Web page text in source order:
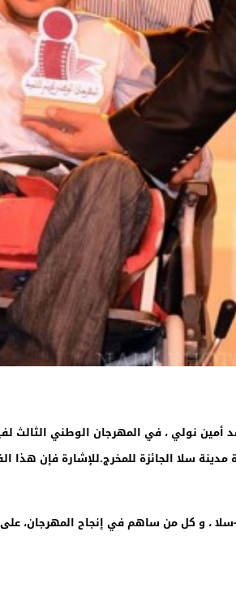
نولي ، في المهرجان الوطني الثالث
فيلم .فسلم السيد عمدة مدينة سلا الجائزة للمخرج.للإشارة
–سلا ، و كل من ساهم في إنجاح المهرجان،